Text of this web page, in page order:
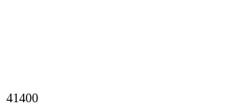
41400